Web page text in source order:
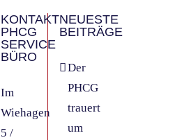
KONTAKT
PHCG
SERVICE
BÜRO
Im
Wiehagen
5 /
NEUESTE
BEITRÄGE
Der
PHCG
trauert
um